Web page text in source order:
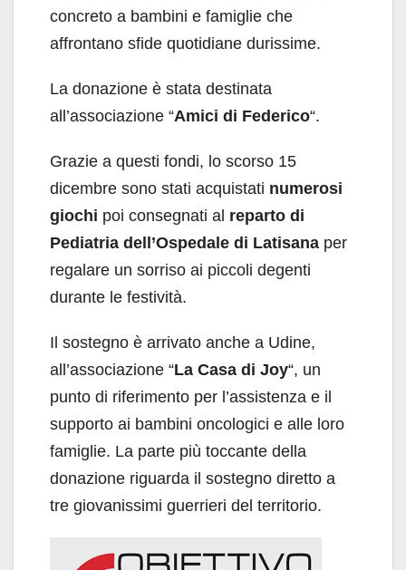
concreto a bambini e famiglie che
affrontano sfide quotidiane durissime.
La donazione è stata destinata
all’associazione “Amici di Federico“.
Grazie a questi fondi, lo scorso 15
dicembre sono stati acquistati numerosi
giochi poi consegnati al reparto di
Pediatria dell’Ospedale di Latisana per
regalare un sorriso ai piccoli degenti
durante le festività.
Il sostegno è arrivato anche a Udine,
all’associazione “La Casa di Joy“, un
punto di riferimento per l’assistenza e il
supporto ai bambini oncologici e alle loro
famiglie. La parte più toccante della
donazione riguarda il sostegno diretto a
tre giovanissimi guerrieri del territorio.